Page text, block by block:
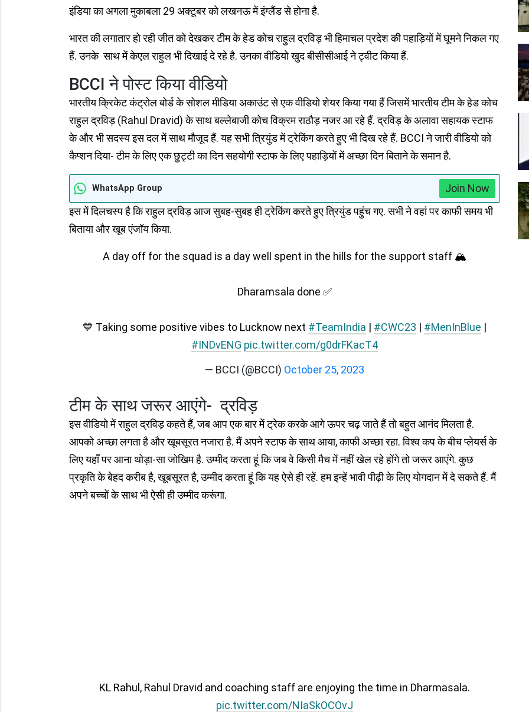
इंडिया का अगला मुकाबला 29 अक्टूबर को लखनऊ में इंग्लैंड से होना है.
भारत की लगातार हो रही जीत को देखकर टीम के हेड कोच राहुल द्रविड़ भी हिमाचल प्रदेश की पहाड़ियों में घूमने निकल गए
हैं. उनके साथ में केएल राहुल भी दिखाई दे रहे है. उनका वीडियो खुद बीसीसीआई ने ट्वीट किया हैं.
BCCI ने पोस्ट किया वीडियो
भारतीय क्रिकेट कंट्रोल बोर्ड के सोशल मीडिया अकाउंट से एक वीडियो शेयर किया गया हैं जिसमें भारतीय टीम के हेड कोच
राहुल द्रविड़ (Rahul Dravid) के साथ बल्लेबाजी कोच विक्रम राठौड़ नजर आ रहे हैं. द्रविड़ के अलावा सहायक स्टाफ
के और भी सदस्य इस दल में साथ मौजूद हैं. यह सभी त्रियुंड में ट्रेकिंग करते हुए भी दिख रहे हैं. BCCI ने जारी वीडियो को
कैप्शन दिया- टीम के लिए एक छुट्टी का दिन सहयोगी स्टाफ के लिए पहाड़ियों में अच्छा दिन बिताने के समान है.
WhatsApp Group
Join Now
इस में दिलचस्प है कि राहुल द्रविड़ आज सुबह-सुबह ही ट्रेकिंग करते हुए त्रियुंड पहुंच गए. सभी ने वहां पर काफी समय भी
बिताया और खूब एंजॉय किया.
A day off for the squad is a day well spent in the hills for the support staff 🏔️
Dharamsala done ✅
💙 Taking some positive vibes to Lucknow next #TeamIndia | #CWC23 | #MenInBlue |
#INDvENG pic.twitter.com/g0drFKacT4
— BCCI (@BCCI) October 25, 2023
टीम के साथ जरूर आएंगे- द्रविड़
इस वीडियो में राहुल द्रविड़ कहते हैं, जब आप एक बार में ट्रेक करके आगे ऊपर चढ़ जाते हैं तो बहुत आनंद मिलता है.
आपको अच्छा लगता है और खूबसूरत नजारा है. मैं अपने स्टाफ के साथ आया, काफी अच्छा रहा. विश्व कप के बीच प्लेयर्स के
लिए यहाँ पर आना थोड़ा-सा जोखिम है. उम्मीद करता हूं कि जब वे किसी मैच में नहीं खेल रहे होंगे तो जरूर आएंगे. कुछ
प्रकृति के बेहद करीब है, खूबसूरत है, उम्मीद करता हूं कि यह ऐसे ही रहें. हम इन्हें भावी पीढ़ी के लिए योगदान में दे सकते हैं. मैं
अपने बच्चों के साथ भी ऐसी ही उम्मीद करूंगा.
KL Rahul, Rahul Dravid and coaching staff are enjoying the time in Dharmasala.
pic.twitter.com/NIaSkOCOvJ